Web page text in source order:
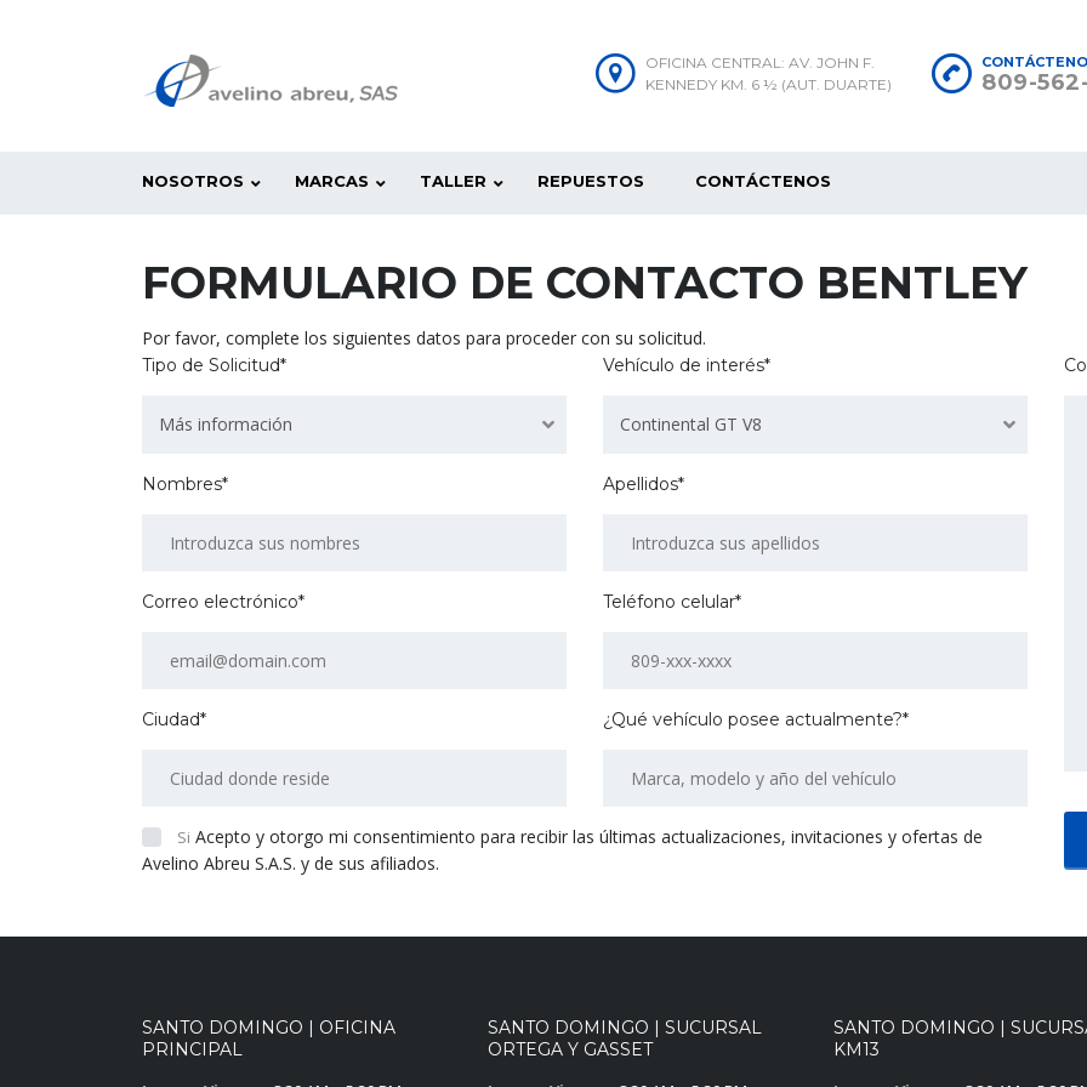
809-
OFICINA CENTRAL: AV. JOHN F.
KENNEDY KM. 6 ½ (AUT. DUARTE)
NOSOTROS MARCAS TALLER REPUESTOS CONTÁCTENOS
FORMULARIO DE CONTACTO BENTLEY
Por favor, complete los siguientes datos para proceder con su solicitud.
Tipo de Solicitud*
Más información
Vehículo de interés*
Continental GT V8
Nombres* Apellidos*
Correo electrónico* Teléfono celular*
Ciudad* ¿Qué vehículo posee actualmente?*
Si Acepto y otorgo mi consentimiento para recibir las últimas actualizaciones, invitaciones y ofertas de
Avelino Abreu S.A.S. y de sus afiliados.
SANTO DOMINGO | OFICINA
PRINCIPAL
SANTO DOMINGO | SUCURSAL
ORTEGA Y GASSET
SANTO DOMINGO |
KM13